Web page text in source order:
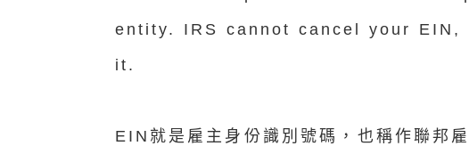
entity. IRS cannot cancel your
it.
EIN就是雇主身份識別號碼，也稱作聯邦